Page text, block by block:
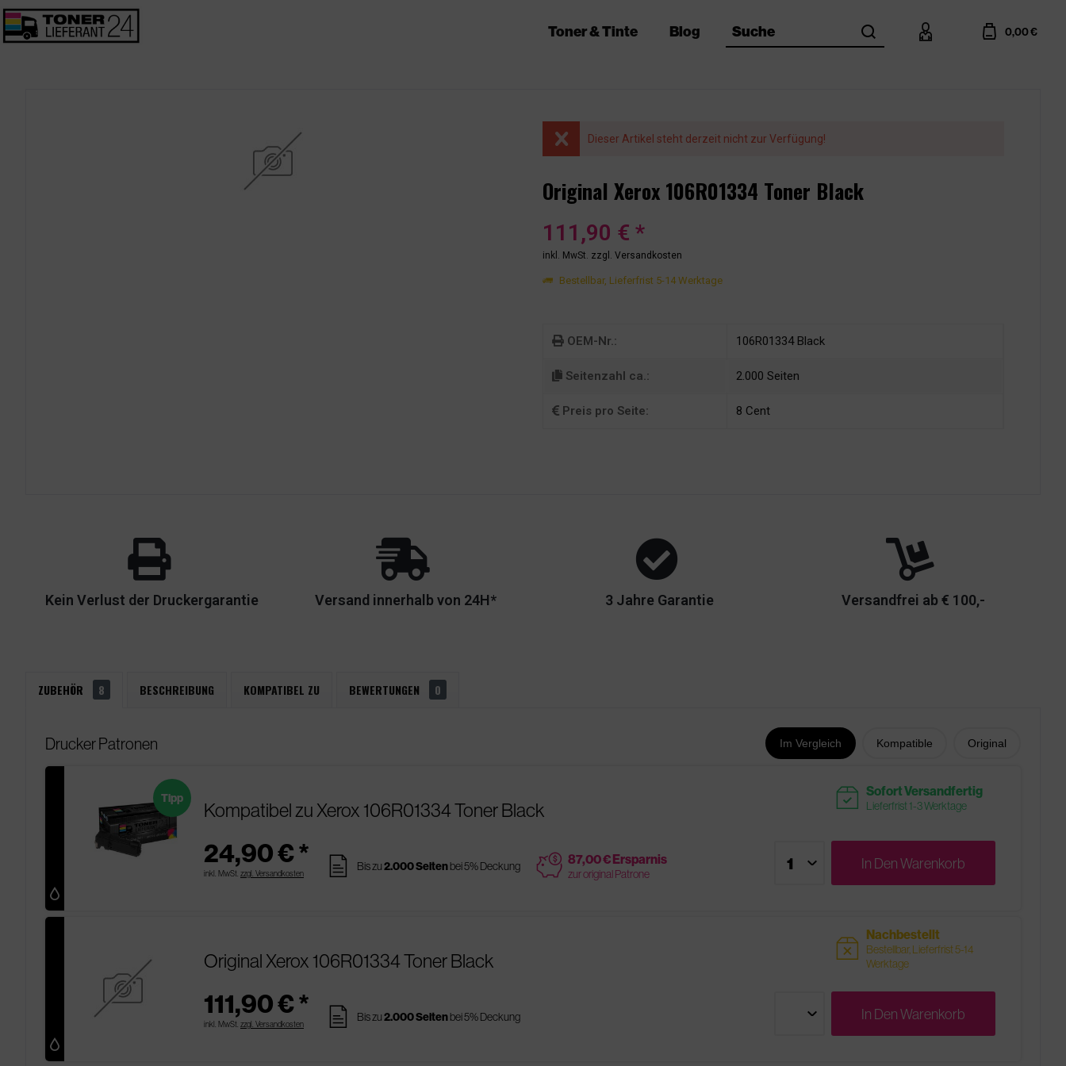
Toner & Tinte Blog Suche search account cart 0,00 €
Dieser Artikel steht derzeit nicht zur Verfügung!
Original Xerox 106R01334 Toner Black
111,90 € *
inkl. MwSt. zzgl. Versandkosten
Bestellbar, Lieferfrist 5-14 Werktage
OEM-Nr.: 106R01334 Black
Seitenzahl ca.: 2.000 Seiten
Preis pro Seite: 8 Cent
Kein Verlust der Druckergarantie Versand innerhalb von 24H* 3 Jahre Garantie Versandfrei ab € 100,-
ZUBEHÖR 8 BESCHREIBUNG KOMPATIBEL ZU BEWERTUNGEN 0
Im Vergleich Kompatible Original
Drucker Patronen
Kompatibel zu Xerox 106R01334 Toner Black
24,90 € *
inkl. MwSt. zzgl. Versandkosten
Tipp
pages Bis zu2.000 Seitenbei 5% Deckung price 87,00 € Ersparnis
zur original Patrone
readytoship Sofort Versandfertig
Lieferfrist 1-3 Werktage
In DenWarenkorb
Original Xerox 106R01334 Toner Black
111,90 € *
inkl. MwSt. zzgl. Versandkosten pages Bis zu2.000 Seitenbei 5% Deckung
sold Nachbestellt
Bestellbar, Lieferfrist 5-14
Werktage
In DenWarenkorb